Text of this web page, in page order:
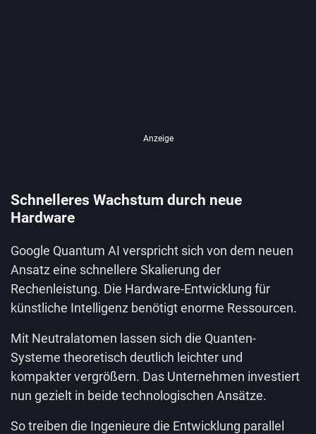
Anzeige
Schnelleres Wachstum durch neue
Hardware
Google Quantum AI verspricht sich von dem neuen
Ansatz eine schnellere Skalierung der
Rechenleistung. Die Hardware-Entwicklung für
künstliche Intelligenz benötigt enorme Ressourcen.
Mit Neutralatomen lassen sich die Quanten-
Systeme theoretisch deutlich leichter und
kompakter vergrößern. Das Unternehmen investiert
nun gezielt in beide technologischen Ansätze.
So treiben die Ingenieure die Entwicklung parallel